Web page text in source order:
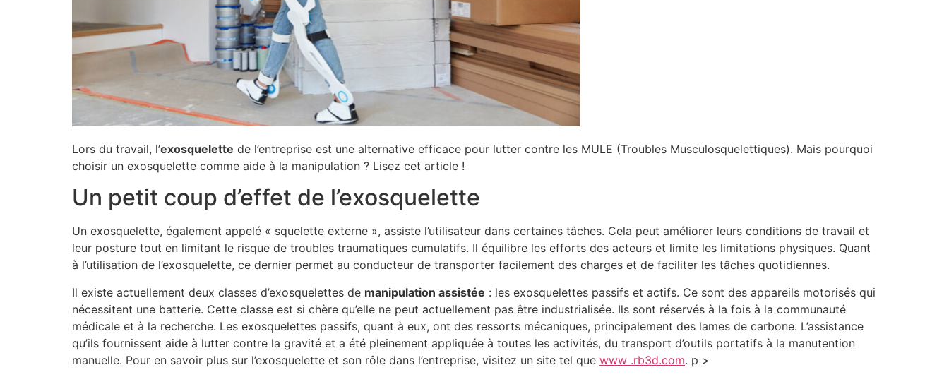
Lors du travail, l’exosquelette de l’entreprise est une alternative efficace pour lutter contre les MULE (Troubles Musculosquelettiques). Mais pourquoi
choisir un exosquelette comme aide à la manipulation ? Lisez cet article !
Un petit coup d’effet de l’exosquelette
Un exosquelette, également appelé « squelette externe », assiste l’utilisateur dans certaines tâches. Cela peut améliorer leurs conditions de travail et
leur posture tout en limitant le risque de troubles traumatiques cumulatifs. Il équilibre les efforts des acteurs et limite les limitations physiques. Quant
à l’utilisation de l’exosquelette, ce dernier permet au conducteur de transporter facilement des charges et de faciliter les tâches quotidiennes.
Il existe actuellement deux classes d’exosquelettes de manipulation assistée : les exosquelettes passifs et actifs. Ce sont des appareils motorisés qui
nécessitent une batterie. Cette classe est si chère qu’elle ne peut actuellement pas être industrialisée. Ils sont réservés à la fois à la communauté
médicale et à la recherche. Les exosquelettes passifs, quant à eux, ont des ressorts mécaniques, principalement des lames de carbone. L’assistance
qu’ils fournissent aide à lutter contre la gravité et a été pleinement appliquée à toutes les activités, du transport d’outils portatifs à la manutention
manuelle. Pour en savoir plus sur l’exosquelette et son rôle dans l’entreprise, visitez un site tel que www .rb3d.com. p >